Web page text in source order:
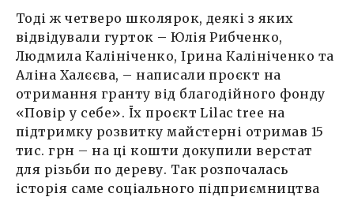
Тоді ж четверо школярок, деякі з яких
відвідували гурток – Юлія Рибченко,
Людмила Калініченко, Ірина Калініченко та
Аліна Халєєва, – написали проєкт на
отримання гранту від благодійного фонду
«Повір у себе». Їх проєкт Lilac tree на
підтримку розвитку майстерні отримав 15
тис. грн – на ці кошти докупили верстат
для різьби по дереву. Так розпочалась
історія саме соціального підприємництва